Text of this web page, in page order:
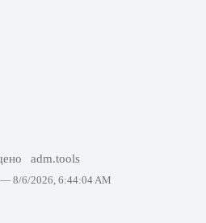
adm.tools
— 8/6/2026, 6:44:04 AM